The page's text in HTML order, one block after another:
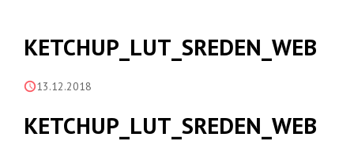
KETCHUP_LUT_SREDEN_WEB
13.12.2018
KETCHUP_LUT_SREDEN_WEB